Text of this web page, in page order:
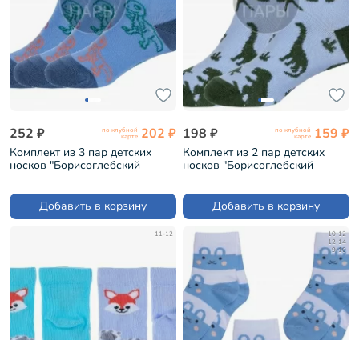
252 ₽ по клубной
карте 202 ₽
Комплект из 3 пар детских
носков "Борисоглебский
Добавить в корзину
198 ₽ по клубной
карте 159 ₽
Комплект из 2 пар детских
носков "Борисоглебский
Добавить в корзину
11-12
10-12
12-14
9-10